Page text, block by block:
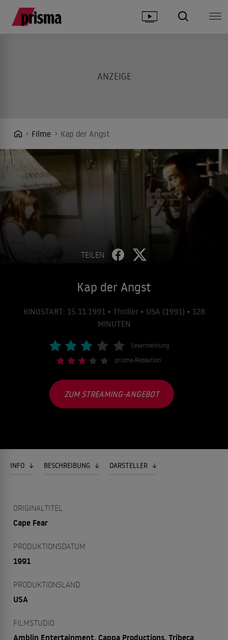
Filme Kap der Angst
TEILEN
Kap der Angst
KINOSTART: 15.11.1991 • Thriller • USA (1991) • 128
MINUTEN
Lesermeinung
prisma-Redaktion
ZUM STREAMING-ANGEBOT
INFO BESCHREIBUNG DARSTELLER
ORIGINALTITEL
Cape Fear
PRODUKTIONSDATUM
1991
PRODUKTIONSLAND
USA
FILMSTUDIO
Amblin Entertainment, Cappa Productions, Tribeca